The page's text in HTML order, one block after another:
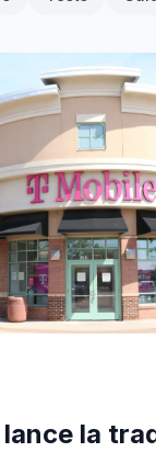
la